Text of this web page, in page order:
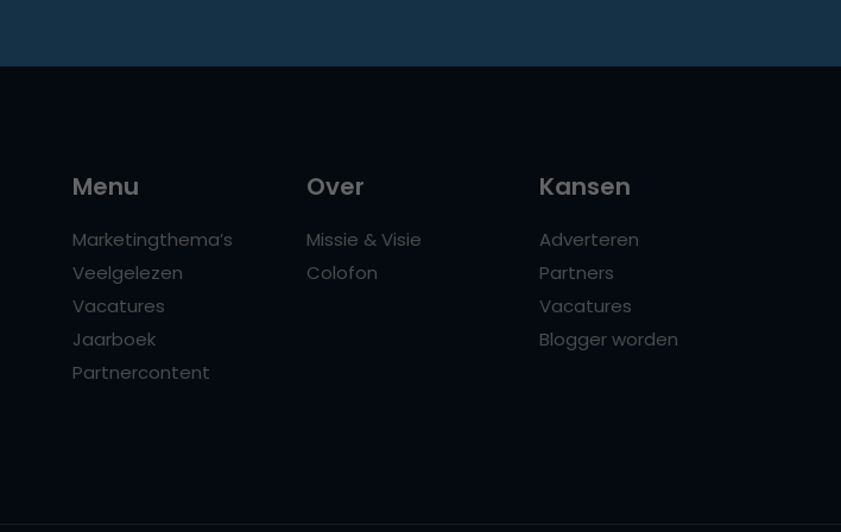
Menu
Marketingthema’s
Veelgelezen
Vacatures
Jaarboek
Partnercontent
Over
Missie & Visie
Colofon
Kansen
Adverteren
Partners
Vacatures
Blogger worden